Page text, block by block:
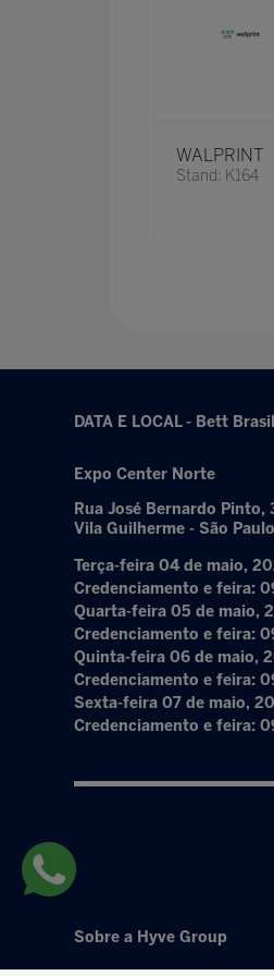
WALPRINT
Stand: K164
DATA E LOCAL - Bett Brasil
Expo Center Norte
Rua José Bernardo Pinto,
Vila Guilherme - São
Terça-feira 04 de maio,
Credenciamento e feira:
Quarta-feira 05 de maio,
Credenciamento e feira:
Quinta-feira 06 de maio,
Credenciamento e feira:
Sexta-feira 07 de maio,
Credenciamento e feira:
Sobre a Hyve Group